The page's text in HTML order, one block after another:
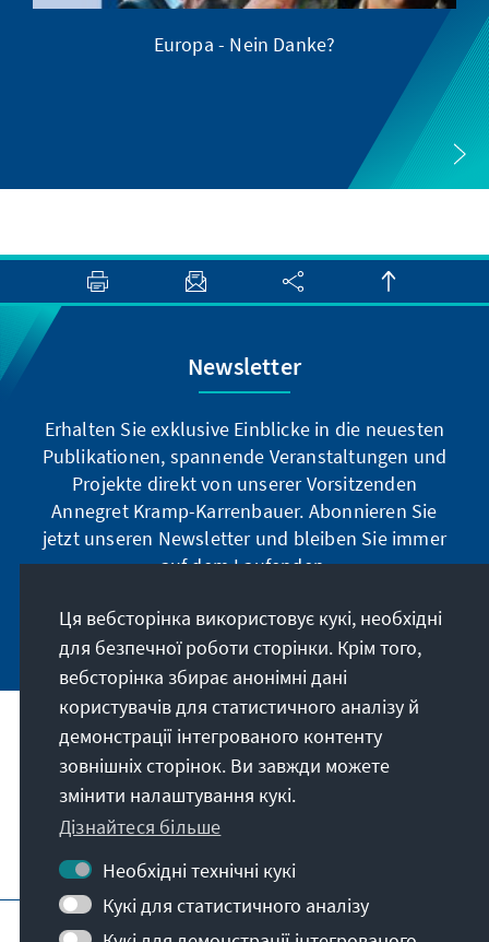
Europa - Nein Danke?
Newsletter
Erhalten Sie exklusive Einblicke in die neuesten
Publikationen, spannende Veranstaltungen und
Projekte direkt von unserer Vorsitzenden
Annegret Kramp-Karrenbauer. Abonnieren Sie
jetzt unseren Newsletter und bleiben Sie immer
auf dem Laufenden.
Jetzt abonnieren
Наше покликання
Контакт
Подальші пропозиції від фонду
Вихідні дані
Захист даних
Ця вебсторінка використовує кукі, необхідні
для безпечної роботи сторінки. Крім того,
вебсторінка збирає анонімні дані
користувачів для статистичного аналізу й
демонстрації інтегрованого контенту
зовнішніх сторінок. Ви завжди можете
змінити налаштування кукі.
Дізнайтеся більше
Необхідні технічні кукі
Кукі для статистичного аналізу